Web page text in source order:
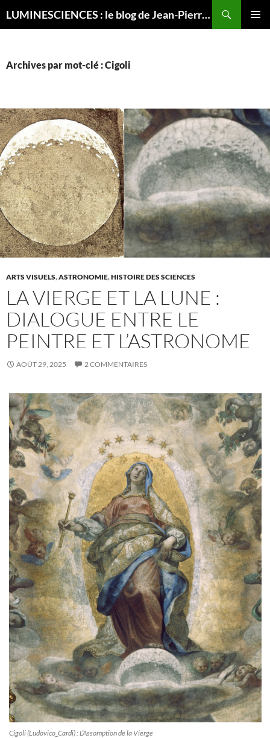
LUMINESCIENCES : le blog de Jean-Pierre LUMINET, astrophysicien
Archives par mot-clé : Cigoli
ARTS VISUELS,ASTRONOMIE,HISTOIRE DES SCIENCES
LA VIERGE ET LA LUNE :
DIALOGUE ENTRE LE
PEINTRE ET L’ASTRONOME
AOÛT 29, 2025 2 COMMENTAIRES
Cigoli (Ludovico_Cardi) : L’Assomption de la Vierge